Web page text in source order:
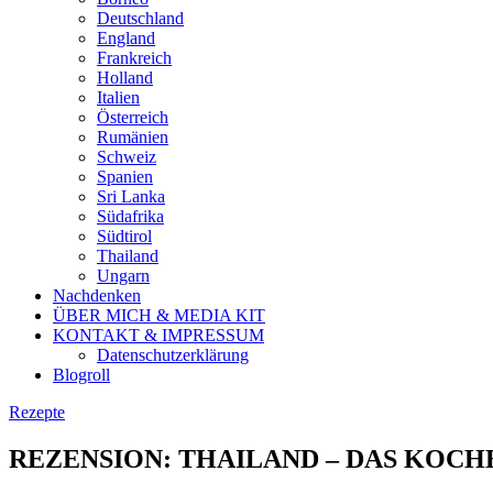
Deutschland
England
Frankreich
Holland
Italien
Österreich
Rumänien
Schweiz
Spanien
Sri Lanka
Südafrika
Südtirol
Thailand
Ungarn
Nachdenken
ÜBER MICH & MEDIA KIT
KONTAKT & IMPRESSUM
Datenschutzerklärung
Blogroll
Rezepte
REZENSION: THAILAND – DAS